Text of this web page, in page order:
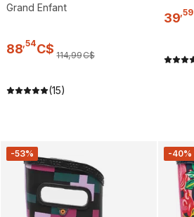
Grand Enfant
88 54C$ 114,99C$
(15)
39 59
-53% -40%